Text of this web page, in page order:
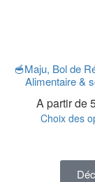
🥣Maju, Bol de
Alimentaire &
A partir de
Choix des